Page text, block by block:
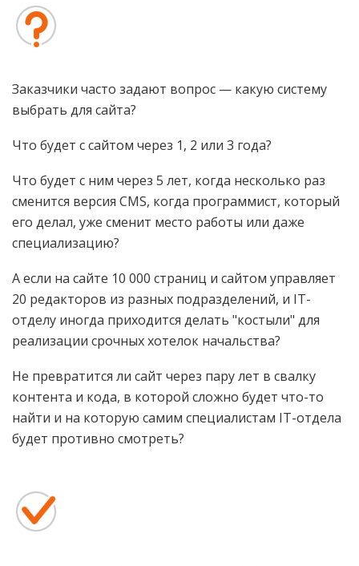
Заказчики часто задают вопрос — какую систему
выбрать для сайта?
Что будет с сайтом через 1, 2 или 3 года?
Что будет с ним через 5 лет, когда несколько раз
сменится версия CMS, когда программист, который
его делал, уже сменит место работы или даже
специализацию?
А если на сайте 10 000 страниц и сайтом управляет
20 редакторов из разных подразделений, и IT-
отделу иногда приходится делать "костыли" для
реализации срочных хотелок начальства?
Не превратится ли сайт через пару лет в свалку
контента и кода, в которой сложно будет что-то
найти и на которую самим специалистам IT-отдела
будет противно смотреть?